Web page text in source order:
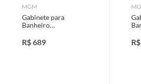
MGM
Gabinete para
Banheiro
Branco Mgm
R$689 R$